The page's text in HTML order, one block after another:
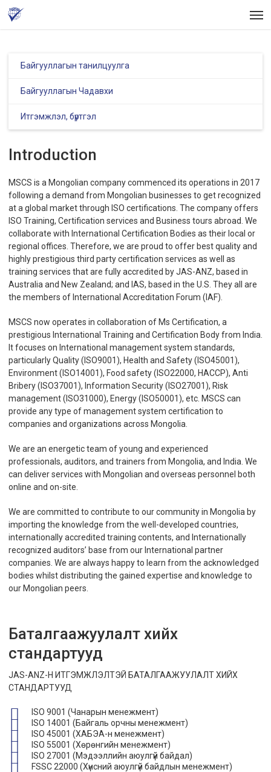
Skip
Байгууллагын танилцуулга
Байгууллагын Чадавхи
Итгэмжлэл, бүртгэл
Introduction
MSCS is a Mongolian company commenced its operations in 2017
following a demand from Mongolian businesses to get recognized
at a global market through ISO certifications. The company offers
ISO Training, Certification services and Business tours abroad. We
collaborate with International Certification Bodies as their local or
regional offices. Therefore, we are proud to offer best quality and
highly prestigious third party certification services as well as
training services that are fully accredited by JAS-ANZ, based in
Australia and New Zealand; and IAS, based in the U.S. They all are
the members of International Accreditation Forum (IAF).
MSCS now operates in collaboration of Ms Certification, a
prestigious International Training and Certification Body from India.
It focuses on International management system standards,
particularly Quality (ISO9001), Health and Safety (ISO45001),
Environment (ISO14001), Food safety (ISO22000, HACCP), Anti
Bribery (ISO37001), Information Security (ISO27001), Risk
management (ISO31000), Energy (ISO50001), etc. MSCS can
provide any type of management system certification to
companies and organizations across Mongolia.
We are an energetic team of young and experienced
professionals, auditors, and trainers from Mongolia, and India. We
can deliver services with Mongolian and overseas personnel both
online and on-site.
We are committed to contribute to our community in Mongolia by
importing the knowledge from the well-developed countries,
internationally accredited training contents, and Internationally
recognized auditors’ base from our International partner
companies. We are always happy to learn from the acknowledged
bodies whilst distributing the gained expertise and knowledge to
our Mongolian peers.
Баталгаажуулалт хийх
стандартууд
JAS-ANZ-Н ИТГЭМЖЛЭЛТЭЙ БАТАЛГААЖУУЛАЛТ ХИЙХ
СТАНДАРТУУД
ISO 9001 (Чанарын менежмент)
ISO 14001 (Байгаль орчны менежмент)
ISO 45001 (ХАБЭА-н менежмент)
ISO 55001 (Хөрөнгийн менежмент)
ISO 27001 (Мэдээллийн аюулгүй байдал)
FSSC 22000 (Хүнсний аюулгүй байдлын менежмент)